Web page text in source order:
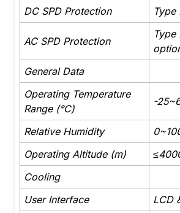
DC SPD Protection Type
AC SPD Protection
Type
General Data
Operating Temperature
Range (°C)
-
Relative Humidity
Operating Altitude (m)
Cooling
User Interface
LCD